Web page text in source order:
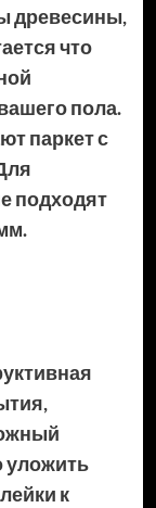
древесины,
что
пола.
паркет с
подходят
уложить
к